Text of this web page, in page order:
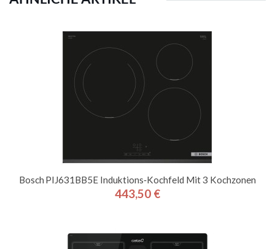
Bosch PIJ631BB5E Induktions‑Kochfeld Mit 3 Kochzonen
Preis
443,50 €